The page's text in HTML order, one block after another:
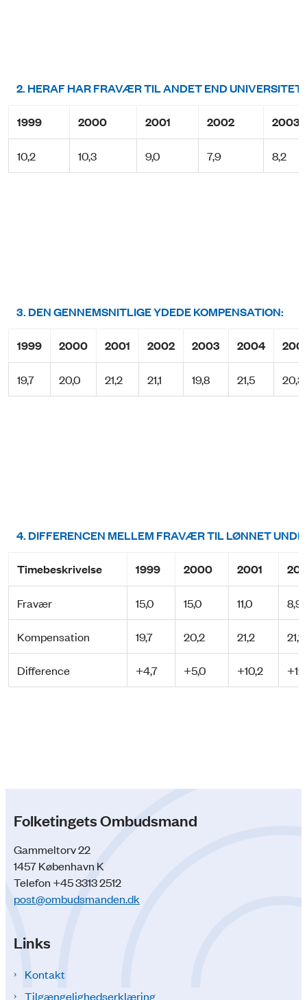
2. HERAF HAR FRAVÆR TIL ANDET END
1999 2000 2001 2002 2003
10,2 10,3 9,0 7,9 8,2
3. DEN GENNEMSNITLIGE YDEDE KOMPENSATION:
1999 2000 2001 2002 2003 2004
19,7 20,0 21,2 21,1 19,8 21,5 20,3
4. DIFFERENCEN MELLEM FRAVÆR TIL LØNNET
Timebeskrivelse 1999 2000 2001
Fravær 15,0 15,0 11,0 8,9
Kompensation 19,7 20,2 21,2 21,1
Difference +4,7 +5,0 +10,2
Folketingets Ombudsmand
Gammeltorv 22
1457 København K
Telefon +45 3313 2512
post@ombudsmanden.dk
Links
Kontakt
Tilgængelighedserklæring